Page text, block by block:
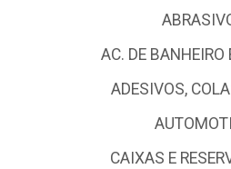
AC. DE BANHEIRO
ADESIVOS,
CAIXAS E